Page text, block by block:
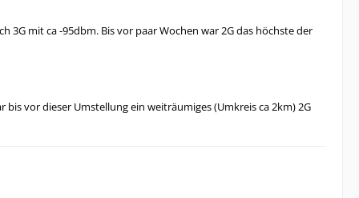
3G mit ca -95dbm. Bis vor paar Wochen war 2G das höchste der
vor dieser Umstellung ein weiträumiges (Umkreis ca 2km) 2G